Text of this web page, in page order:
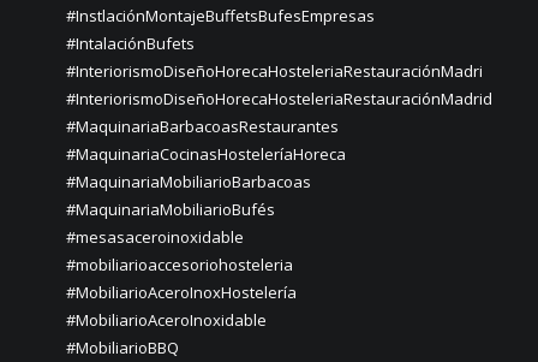
#InstlaciónMontajeBuffetsBufesEmpresas
#IntalaciónBufets
#InteriorismoDiseñoHorecaHosteleriaRestauraciónMadri
#InteriorismoDiseñoHorecaHosteleriaRestauraciónMadrid
#MaquinariaBarbacoasRestaurantes
#MaquinariaCocinasHosteleríaHoreca
#MaquinariaMobiliarioBarbacoas
#MaquinariaMobiliarioBufés
#mesasaceroinoxidable
#mobiliarioaccesoriohosteleria
#MobiliarioAceroInoxHostelería
#MobiliarioAceroInoxidable
#MobiliarioBBQ